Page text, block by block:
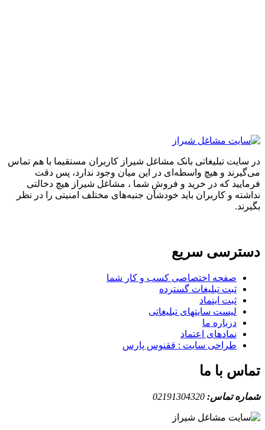
بانک مشاغل شیراز کاربران مستقیما با هم تماس
و هیچ واسطه‌ای در این میان وجود ندارد، پس دقت
که در خرید و فروشِ شما ، مشاغل شیراز هیچ دخالتی
کاربران باید خودشان جنبه‌های مختلف امنیتی را در نظر
سریع
اختصاصی کسب و کار شما
تبلیغات گسترده
اینماد
سایتهای تبلیغاتی
ما
اعتماد
سایت : ققنوس پارس
ما
02191304320